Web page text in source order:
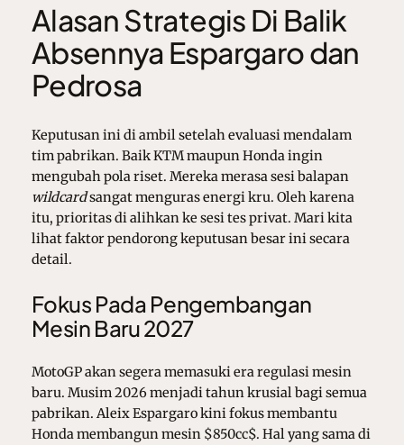
Alasan Strategis Di Balik
Absennya Espargaro dan
Pedrosa
Keputusan ini di ambil setelah evaluasi mendalam
tim pabrikan. Baik KTM maupun Honda ingin
mengubah pola riset. Mereka merasa sesi balapan
wildcardsangat menguras energi kru. Oleh karena
itu, prioritas di alihkan ke sesi tes privat. Mari kita
lihat faktor pendorong keputusan besar ini secara
detail.
Fokus Pada Pengembangan
Mesin Baru 2027
MotoGP akan segera memasuki era regulasi mesin
baru. Musim 2026 menjadi tahun krusial bagi semua
pabrikan. Aleix Espargaro kini fokus membantu
Honda membangun mesin $850cc$. Hal yang sama di